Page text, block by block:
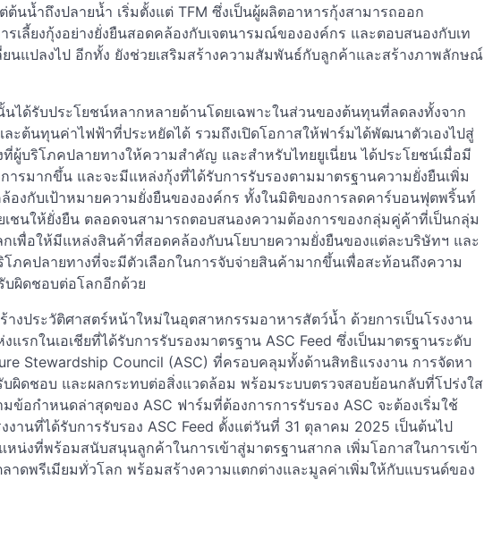
ต้นน้ำถึงปลายน้ำ เริ่มตั้งแต่ TFM ซึ่งเป็นผู้ผลิตอาหารกุ้งสามารถออก
เลี้ยงกุ้งอย่างยั่งยืนสอดคล้องกับเจตนารมณ์ขององค์กร และตอบสนองกับเท
นแปลงไป อีกทั้ง ยังช่วยเสริมสร้างความสัมพันธ์กับลูกค้าและสร้างภาพลักษณ์
ได้รับประโยชน์หลากหลายด้านโดยเฉพาะในส่วนของต้นทุนที่ลดลงทั้งจาก
ะต้นทุนค่าไฟฟ้าที่ประหยัดได้ รวมถึงเปิดโอกาสให้ฟาร์มได้พัฒนาตัวเองไปสู่
ที่ผู้บริโภคปลายทางให้ความสำคัญ และสำหรับไทยยูเนี่ยน ได้ประโยชน์เมื่อมี
ารมากขึ้น และจะมีแหล่งกุ้งที่ได้รับการรับรองตามมาตรฐานความยั่งยืนเพิ่ม
องกับเป้าหมายความยั่งยืนขององค์กร ทั้งในมิติของการลดคาร์บอนฟุตพริ้นท์
ชนให้ยั่งยืน ตลอดจนสามารถตอบสนองความต้องการของกลุ่มคู่ค้าที่เป็นกลุ่ม
เพื่อให้มีแหล่งสินค้าที่สอดคล้องกับนโยบายความยั่งยืนของแต่ละบริษัทฯ และ
ภคปลายทางที่จะมีตัวเลือกในการจับจ่ายสินค้ามากขึ้นเพื่อสะท้อนถึงความ
ผิดชอบต่อโลกอีกด้วย
างประวัติศาสตร์หน้าใหม่ในอุตสาหกรรมอาหารสัตว์น้ำ ด้วยการเป็นโรงงาน
แรกในเอเชียที่ได้รับการรับรองมาตรฐาน ASC Feed ซึ่งเป็นมาตรฐานระดับ
Stewardship Council (ASC) ที่ครอบคลุมทั้งด้านสิทธิแรงงาน การจัดหา
ผิดชอบ และผลกระทบต่อสิ่งแวดล้อม พร้อมระบบตรวจสอบย้อนกลับที่โปร่งใส
ข้อกำหนดล่าสุดของ ASC ฟาร์มที่ต้องการการรับรอง ASC จะต้องเริ่มใช้
งานที่ได้รับการรับรอง ASC Feed ตั้งแต่วันที่ 31 ตุลาคม 2025 เป็นต้นไป
หน่งที่พร้อมสนับสนุนลูกค้าในการเข้าสู่มาตรฐานสากล เพิ่มโอกาสในการเข้า
าดพรีเมียมทั่วโลก พร้อมสร้างความแตกต่างและมูลค่าเพิ่มให้กับแบรนด์ของ